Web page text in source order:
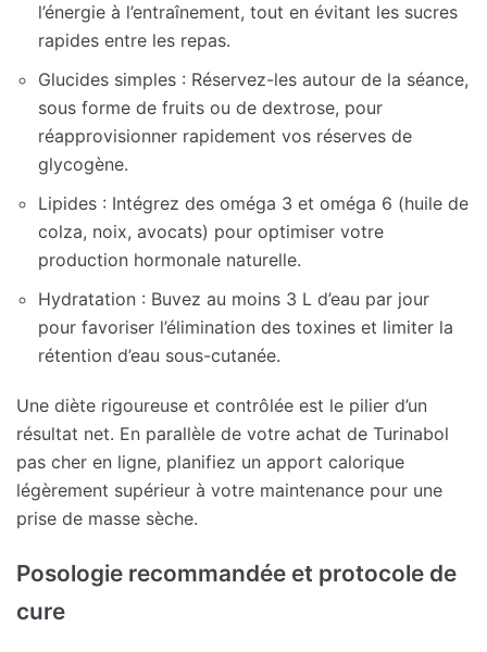
l’énergie à l’entraînement, tout en évitant les sucres
rapides entre les repas.
Glucides simples : Réservez-les autour de la séance,
sous forme de fruits ou de dextrose, pour
réapprovisionner rapidement vos réserves de
glycogène.
Lipides : Intégrez des oméga 3 et oméga 6 (huile de
colza, noix, avocats) pour optimiser votre
production hormonale naturelle.
Hydratation : Buvez au moins 3 L d’eau par jour
pour favoriser l’élimination des toxines et limiter la
rétention d’eau sous-cutanée.
Une diète rigoureuse et contrôlée est le pilier d’un
résultat net. En parallèle de votre achat de Turinabol
pas cher en ligne, planifiez un apport calorique
légèrement supérieur à votre maintenance pour une
prise de masse sèche.
Posologie recommandée et protocole de
cure